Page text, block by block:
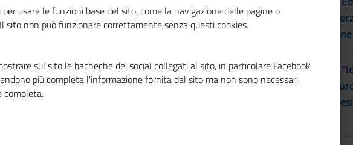
al femminile:
progetto
28/07/2026 -
integrazione
lancio della
usare le funzioni base del sito, come la navigazione delle pagine o
sito non può funzionare correttamente senza questi cookies.
sul sito le bacheche dei social collegati al sito, in particolare Facebook
più completa l'informazione fornita dal sito ma non sono necessari
completa.